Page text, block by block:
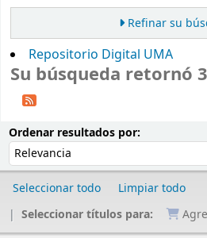
Refinar su
Repositorio Digital UMA
Su búsqueda retornó
Ordenar resultados por:
Seleccionar todo
Limpiar todo
Seleccionar títulos para: